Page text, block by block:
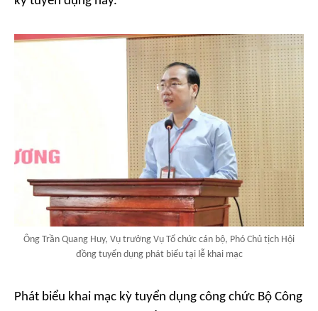
Ông Trần Quang Huy, Vụ trưởng Vụ Tổ chức cán bộ, Phó Chủ tịch Hội
đồng tuyển dụng phát biểu tại lễ khai mạc
Phát biểu khai mạc kỳ tuyển dụng công chức Bộ Công